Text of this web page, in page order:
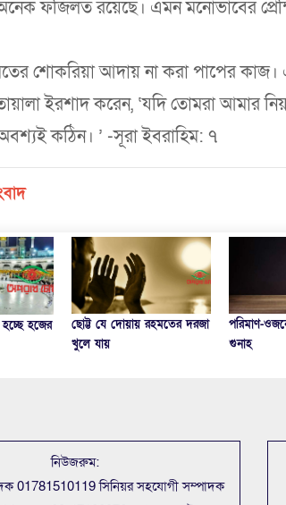
ফজিলত রয়েছে। এমন মনোভাবের
শোকরিয়া আদায় না করা পাপের
ইরশাদ করেন, ‘যদি তোমরা আমার
অবশ্যই কঠিন। ’ -সূরা ইবরাহিম: ৭
দরজা
পরিমাণ-ওজনে কম দেওয়া বড়
গুনাহ
জীবন-
প্রচেষ্টা
নিউজরুম:
01781510119 সিনিয়র সহযোগী সম্পাদক